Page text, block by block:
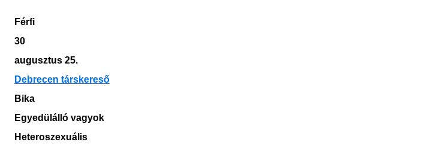
Férfi
30
augusztus 25.
Debrecen társkereső
Bika
Egyedülálló vagyok
Heteroszexuális